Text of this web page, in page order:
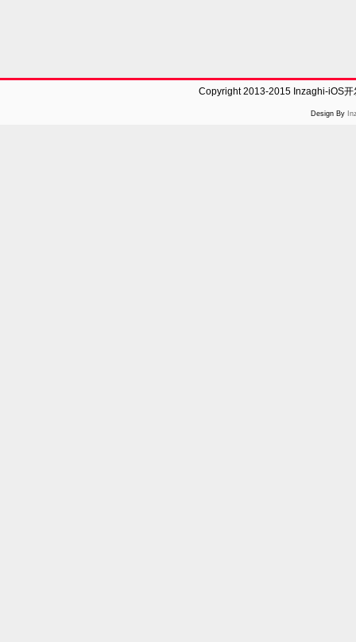
Copyright 2013-2015 Inzaghi-iOS
Design By